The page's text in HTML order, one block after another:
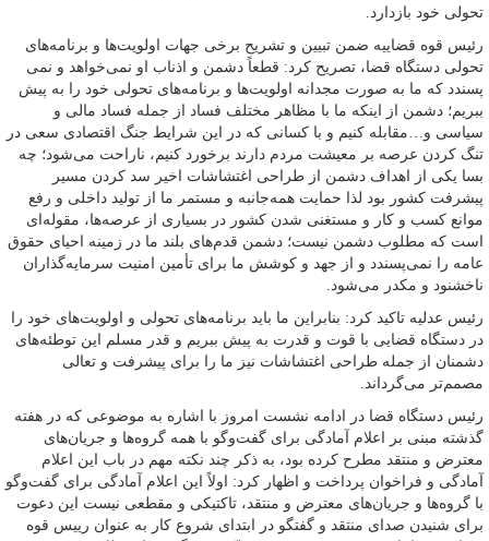
تحولی خود بازدارد.
رئیس قوه قضاییه ضمن تبیین و تشریح برخی جهات اولویت‌ها و برنامه‌های
تحولی دستگاه قضا، تصریح کرد: قطعاً دشمن و اذناب او نمی‌خواهد و نمی
پسندد که ما به صورت مجدانه اولویت‌ها و برنامه‌های تحولی خود را به پیش
ببریم؛ دشمن از اینکه ما با مظاهر مختلف فساد از جمله فساد مالی و
سیاسی و…مقابله کنیم و با کسانی که در این شرایط جنگ اقتصادی سعی در
تنگ کردن عرصه بر معیشت مردم دارند برخورد کنیم، ناراحت می‌شود؛ چه
بسا یکی از اهداف دشمن از طراحی اغتشاشات اخیر سد کردن مسیر
پیشرفت کشور بود لذا حمایت همه‌جانبه و مستمر ما از تولید داخلی و رفع
موانع کسب و کار و مستغنی شدن کشور در بسیاری از عرصه‌ها، مقوله‌ای
است که مطلوب دشمن نیست؛ دشمن قدم‌های بلند ما در زمینه احیای حقوق
عامه را نمی‌پسندد و از جهد و کوشش ما برای تأمین امنیت سرمایه‌گذاران
ناخشنود و مکدر می‌شود.
رئیس عدلیه تاکید کرد: بنابراین ما باید برنامه‌های تحولی و اولویت‌های خود را
در دستگاه قضایی با قوت و قدرت به پیش ببریم و قدر مسلم این توطئه‌های
دشمنان از جمله طراحی اغتشاشات نیز ما را برای پیشرفت و تعالی
مصمم‌تر می‌گرداند.
رئیس دستگاه قضا در ادامه نشست امروز با اشاره به موضوعی که در هفته
گذشته مبنی بر اعلام آمادگی برای گفت‌وگو با همه گروه‌ها و جریان‌های
معترض و منتقد مطرح کرده بود، به ذکر چند نکته مهم در باب این اعلام
آمادگی و فراخوان پرداخت و اظهار کرد: اولاً این اعلام آمادگی برای گفت‌وگو
با گروه‌ها و جریان‌های معترض و منتقد، تاکتیکی و مقطعی نیست این دعوت
برای شنیدن صدای منتقد و گفتگو در ابتدای شروع کار به عنوان رییس قوه